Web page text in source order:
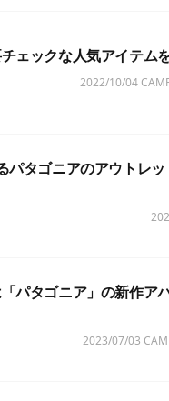
ェックな人気アイテム
2022/10/04
パタゴニアのアウトレ
パタゴニア」の新作ア
2023/07/03